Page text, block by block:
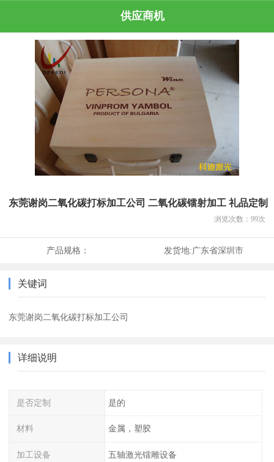
供应商机
东莞谢岗二氧化碳打标加工公司 二氧化碳镭射加工 礼品定制
浏览次数： 99次
产品规格： 发货地:广东省深圳市
关键词
东莞谢岗二氧化碳打标加工公司
详细说明
是否定制 是的
材料 金属，塑胶
加工设备 五轴激光镭雕设备